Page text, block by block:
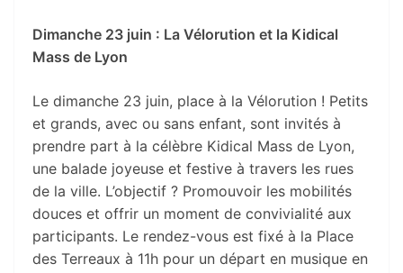
Dimanche 23 juin : La Vélorution et la Kidical
Mass de Lyon
Le dimanche 23 juin, place à la Vélorution ! Petits
et grands, avec ou sans enfant, sont invités à
prendre part à la célèbre Kidical Mass de Lyon,
une balade joyeuse et festive à travers les rues
de la ville. L’objectif ? Promouvoir les mobilités
douces et offrir un moment de convivialité aux
participants. Le rendez-vous est fixé à la Place
des Terreaux à 11h pour un départ en musique en